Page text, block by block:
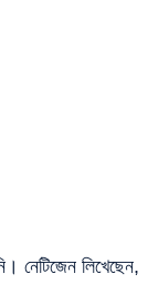
নেটিজেন লিখেছেন,